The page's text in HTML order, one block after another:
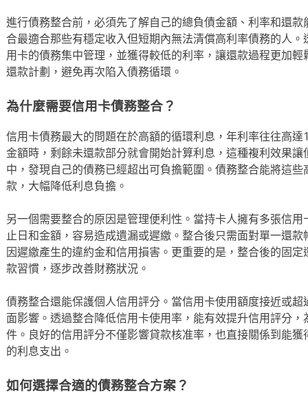
進行債務整合前，必須先了解自己的總負債金額、利率和還
合最適合那些有穩定收入但短期內無法清償高利率債務的人
用卡的債務集中管理，並獲得較低的利率，讓還款過程更加
還款計劃，避免再次陷入債務循環。
為什麼需要信用卡債務整合？
信用卡債務最大的問題在於高額的循環利息，年利率往往高
金額時，剩餘未還款部分就會開始計算利息，這種複利效果
中，發現自己的債務已經超出可負擔範圍。債務整合能將這
款，大幅降低利息負擔。
另一個需要整合的原因是管理便利性。當持卡人擁有多張信
止日和金額，容易造成遺漏或遲繳。整合後只需面對單一還
因遲繳產生的違約金和信用損害。更重要的是，整合後的固
款習慣，逐步改善財務狀況。
債務整合還能保護個人信用評分。當信用卡使用額度接近或
面影響。透過整合降低信用卡使用率，能有效提升信用評分
件。良好的信用評分不僅影響貸款核准率，也直接關係到能
的利息支出。
如何選擇合適的債務整合方案？